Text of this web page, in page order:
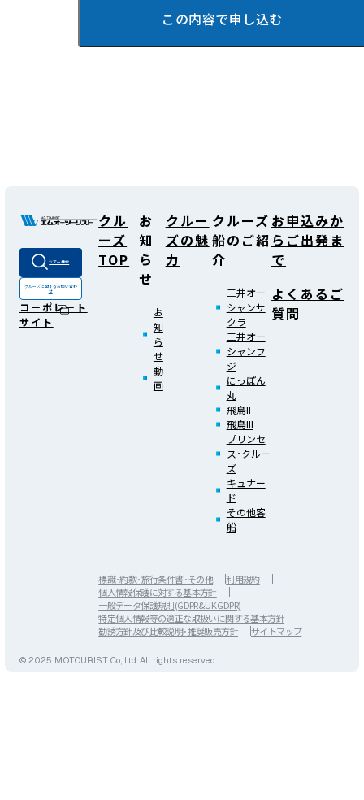
ツアー検索
クルーズに関するお問い合わ
せ
コーポレート
サイト
クル
ーズ
TOP
お
知
ら
せ
お
知
ら
せ
動
画
クルー
ズの魅
力
クルーズ
船のご紹
介
三井オー
シャンサ
クラ
三井オー
シャンフ
ジ
にっぽん
丸
飛鳥II
飛鳥III
プリンセ
ス･クルー
ズ
キュナー
ド
その他客
船
お申込みか
らご出発ま
で
よくあるご
質問
標識･約款･旅行条件書･その他
利用規約
個人情報保護に対する基本方針
一般データ保護規則(GDPR&UK GDPR)
特定個人情報等の適正な取扱いに関する基本方針
勧誘方針及び比較説明･推奨販売方針
サイトマップ
© 2025 M.O.TOURIST Co., Ltd. All rights reserved.